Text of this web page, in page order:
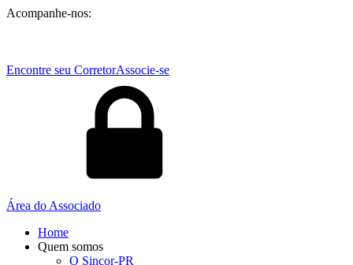
Acompanhe-nos:
Encontre seu CorretorAssocie-se
Área do Associado
Home
Quem somos
O Sincor-PR